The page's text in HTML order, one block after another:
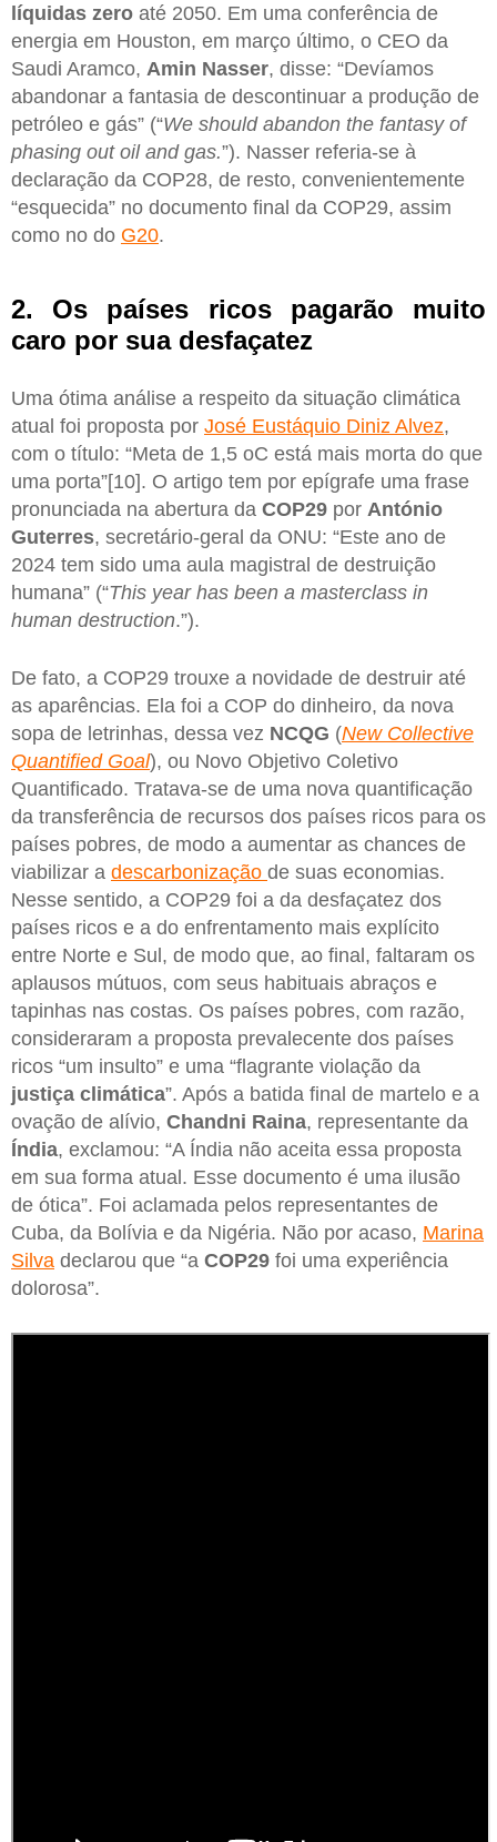
líquidas zero até 2050. Em uma conferência de
energia em Houston, em março último, o CEO da
Saudi Aramco, Amin Nasser, disse: “Devíamos
abandonar a fantasia de descontinuar a produção de
petróleo e gás” (“We should abandon the fantasy of
phasing out oil and gas.”). Nasser referia-se à
declaração da COP28, de resto, convenientemente
“esquecida” no documento final da COP29, assim
como no do G20.
2. Os países ricos pagarão muito
caro por sua desfaçatez
Uma ótima análise a respeito da situação climática
atual foi proposta por José Eustáquio Diniz Alvez,
com o título: “Meta de 1,5 oC está mais morta do que
uma porta”[10]. O artigo tem por epígrafe uma frase
pronunciada na abertura da COP29 por António
Guterres, secretário-geral da ONU: “Este ano de
2024 tem sido uma aula magistral de destruição
humana” (“This year has been a masterclass in
human destruction.”).
De fato, a COP29 trouxe a novidade de destruir até
as aparências. Ela foi a COP do dinheiro, da nova
sopa de letrinhas, dessa vez NCQG (New Collective
Quantified Goal), ou Novo Objetivo Coletivo
Quantificado. Tratava-se de uma nova quantificação
da transferência de recursos dos países ricos para os
países pobres, de modo a aumentar as chances de
viabilizar a descarbonização de suas economias.
Nesse sentido, a COP29 foi a da desfaçatez dos
países ricos e a do enfrentamento mais explícito
entre Norte e Sul, de modo que, ao final, faltaram os
aplausos mútuos, com seus habituais abraços e
tapinhas nas costas. Os países pobres, com razão,
consideraram a proposta prevalecente dos países
ricos “um insulto” e uma “flagrante violação da
justiça climática”. Após a batida final de martelo e a
ovação de alívio, Chandni Raina, representante da
Índia, exclamou: “A Índia não aceita essa proposta
em sua forma atual. Esse documento é uma ilusão
de ótica”. Foi aclamada pelos representantes de
Cuba, da Bolívia e da Nigéria. Não por acaso, Marina
Silva declarou que “a COP29 foi uma experiência
dolorosa”.